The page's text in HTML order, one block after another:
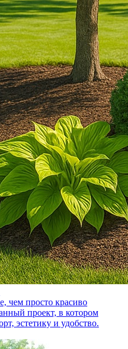
чем просто красиво
проект, в котором
эстетику и удобство.